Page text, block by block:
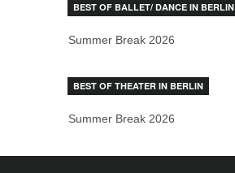
BEST OF BALLET/ DANCE IN BERLIN
Summer Break 2026
BEST OF THEATER IN BERLIN
Summer Break 2026